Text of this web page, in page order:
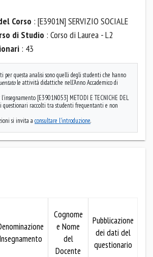
Corso : [E3901N] SERVIZIO SOCIALE
di Studio : Corso di Laurea - L2
: 43
per questa analisi sono quelli degli studenti che hanno
le attività didattiche nell'Anno Accademico di
[E3901N053] METODI E TECNICHE DEL
i questionari raccolti tra studenti frequentanti e non
si invita a consultare l'introduzione.
Insegnamento
Cognome
e Nome
del
Docente
Pubblicazione
dei dati del
questionario